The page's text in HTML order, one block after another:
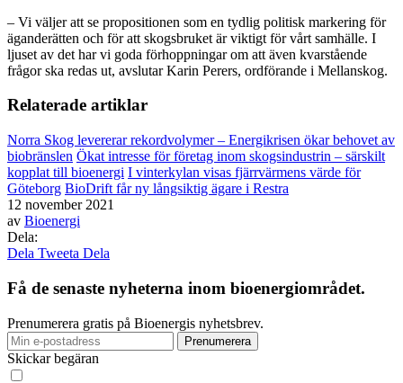
– Vi väljer att se propositionen som en tydlig politisk markering för
äganderätten och för att skogsbruket är viktigt för vårt samhälle. I
ljuset av det har vi goda förhoppningar om att även kvarstående
frågor ska redas ut, avslutar Karin Perers, ordförande i Mellanskog.
Relaterade artiklar
Norra Skog levererar rekordvolymer – Energikrisen ökar behovet av
biobränslen Ökat intresse för företag inom skogsindustrin – särskilt
kopplat till bioenergi I vinterkylan visas fjärrvärmens värde för
Göteborg BioDrift får ny långsiktig ägare i Restra
12 november 2021
av Bioenergi
Dela:
Dela Tweeta Dela
Få de senaste nyheterna inom bioenergiområdet.
Prenumerera gratis på Bioenergis nyhetsbrev.
Skickar begäran